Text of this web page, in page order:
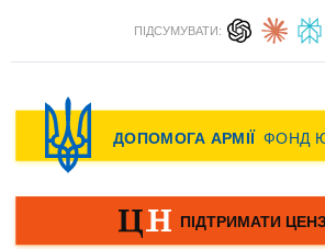
ПІДСУМУВАТИ: